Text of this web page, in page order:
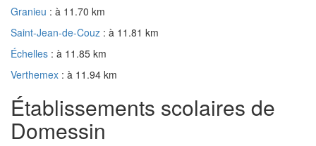
Granieu : à 11.70 km
Saint-Jean-de-Couz : à 11.81 km
Échelles : à 11.85 km
Verthemex : à 11.94 km
Établissements scolaires de
Domessin